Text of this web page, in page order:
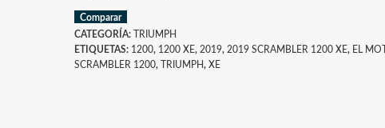
Comparar
CATEGORÍA:
TRIUMPH
ETIQUETAS: 1200, 1200 XE, 2019, 2019 SCRAMBLER 1200 XE, EL
SCRAMBLER 1200, TRIUMPH, XE